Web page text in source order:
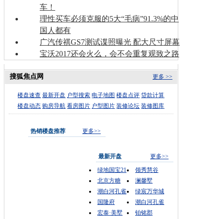
车！
理性买车必须克服的5大“毛病”91.3%的中
国人都有
广汽传祺GS7测试谍照曝光 配大尺寸屏幕
宝沃2017还会火么，会不会重复观致之路
更多 >>
搜狐焦点网
楼盘速查 最新开盘 户型搜索 电子地图 楼盘点评 贷款计算
楼盘动态 购房导航 看房图片 户型图片 装修论坛 装修图库
热销楼盘推荐 更多>>
最新开盘
更多>>
绿地国宝21
领秀慧谷
北京方糖
澜馨墅
潮白河孔雀
绿宸万华城
国隆府
潮白河孔雀
宏泰·美墅
铂铭郡